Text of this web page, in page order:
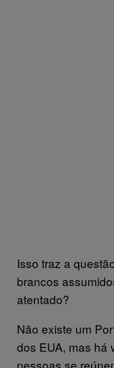
Isso traz a
brancos
atentado?
Não existe um
dos EUA, mas há
pessoas se